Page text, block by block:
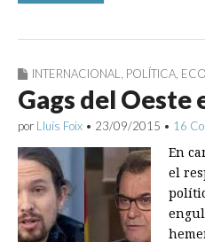
INTERNACIONAL POLÍTICA
Gags del Oeste
por Lluís Foix • 23/09/2015 • 16
En
el